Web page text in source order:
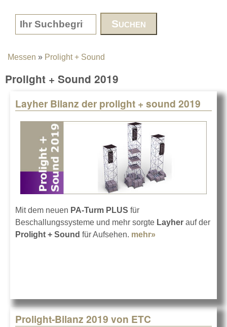
www.DieReferenz.de
Search form
You are here
Messen » Prolight + Sound
Prolight + Sound 2019
Layher Bilanz der prolight + sound 2019
Mit dem neuen PA-Turm PLUS für
Beschallungssysteme und mehr sorgte Layher auf der
Prolight + Sound für Aufsehen. mehr»
Prolight-Bilanz 2019 von ETC
Pages